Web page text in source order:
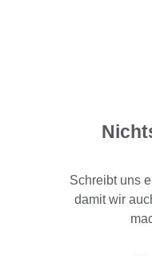
Schreibt uns
damit wir